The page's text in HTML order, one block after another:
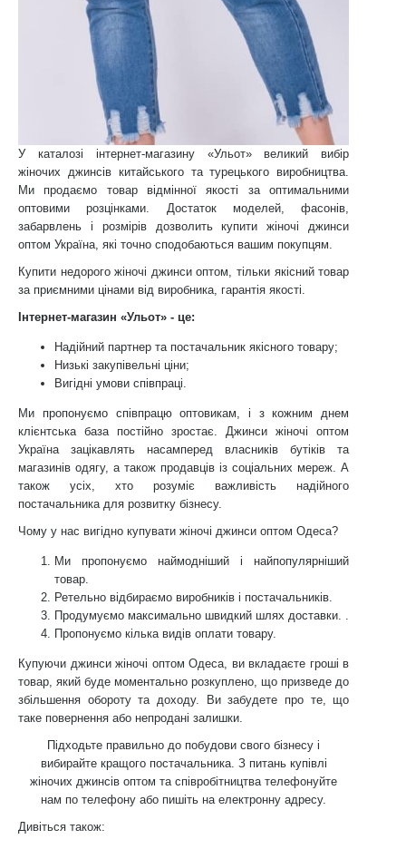
У каталозі інтернет-магазину «Ульот» великий вибір
жіночих джинсів китайського та турецького виробництва.
Ми продаємо товар відмінної якості за оптимальними
оптовими розцінками. Достаток моделей, фасонів,
забарвлень і розмірів дозволить купити жіночі джинси
оптом Україна, які точно сподобаються вашим покупцям.
Купити недорого жіночі джинси оптом, тільки якісний товар
за приємними цінами від виробника, гарантія якості.
Інтернет-магазин «Ульот» - це:
Надійний партнер та постачальник якісного товару;
Низькі закупівельні ціни;
Вигідні умови співпраці.
Ми пропонуємо співпрацю оптовикам, і з кожним днем
клієнтська база постійно зростає. Джинси жіночі оптом
Україна зацікавлять насамперед власників бутіків та
магазинів одягу, а також продавців із соціальних мереж. А
також усіх, хто розуміє важливість надійного
постачальника для розвитку бізнесу.
Чому у нас вигідно купувати жіночі джинси оптом Одеса?
Ми пропонуємо наймодніший і найпопулярніший
товар.
Ретельно відбираємо виробників і постачальників.
Продумуємо максимально швидкий шлях доставки. .
Пропонуємо кілька видів оплати товару.
Купуючи джинси жіночі оптом Одеса, ви вкладаєте гроші в
товар, який буде моментально розкуплено, що призведе до
збільшення обороту та доходу. Ви забудете про те, що
таке повернення або непродані залишки.
Підходьте правильно до побудови свого бізнесу і
вибирайте кращого постачальника. З питань купівлі
жіночих джинсів оптом та співробітництва телефонуйте
нам по телефону або пишіть на електронну адресу.
Дивіться також: